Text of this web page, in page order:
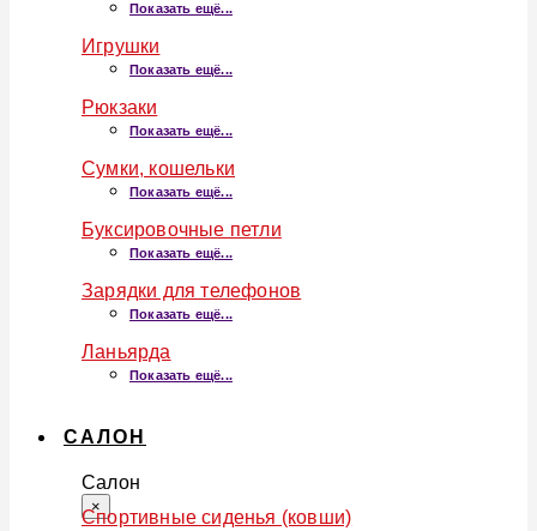
Показать ещё...
Игрушки
Показать ещё...
Рюкзаки
Показать ещё...
Сумки, кошельки
Показать ещё...
Буксировочные петли
Показать ещё...
Зарядки для телефонов
Показать ещё...
Ланьярда
Показать ещё...
САЛОН
Салон
×
Спортивные сиденья (ковши)